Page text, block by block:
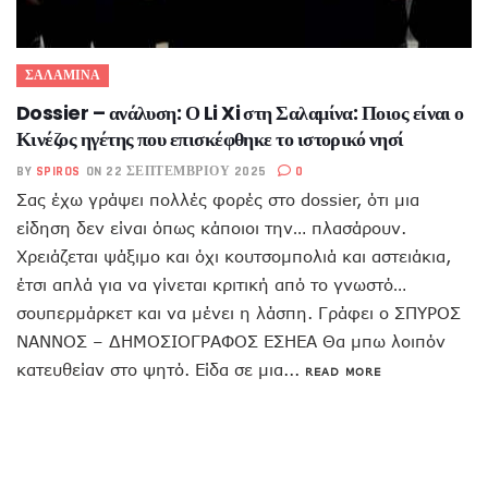
ΣΑΛΑΜΙΝΑ
Dossier – ανάλυση: Ο Li Xi στη Σαλαμίνα: Ποιος είναι ο
Κινέζος ηγέτης που επισκέφθηκε το ιστορικό νησί
BY SPIROS ON 22 ΣΕΠΤΕΜΒΡΊΟΥ 2025 0
Σας έχω γράψει πολλές φορές στο dossier, ότι μια
είδηση δεν είναι όπως κάποιοι την… πλασάρουν.
Χρειάζεται ψάξιμο και όχι κουτσομπολιά και αστειάκια,
έτσι απλά για να γίνεται κριτική από το γνωστό…
σουπερμάρκετ και να μένει η λάσπη. Γράφει ο ΣΠΥΡΟΣ
ΝΑΝΝΟΣ – ΔΗΜΟΣΙΟΓΡΑΦΟΣ ΕΣΗΕΑ Θα μπω λοιπόν
κατευθείαν στο ψητό. Είδα σε μια... READ MORE